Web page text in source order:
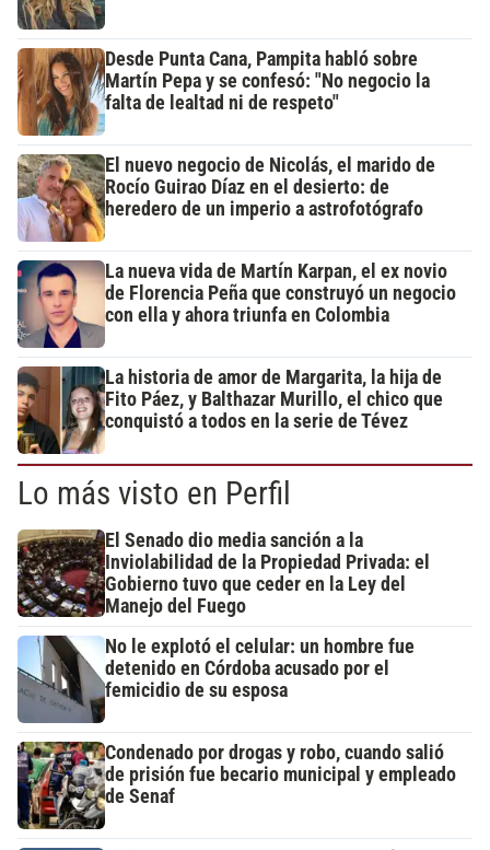
Desde Punta Cana, Pampita habló sobre
Martín Pepa y se confesó: "No negocio la
falta de lealtad ni de respeto"
El nuevo negocio de Nicolás, el marido de
Rocío Guirao Díaz en el desierto: de
heredero de un imperio a astrofotógrafo
La nueva vida de Martín Karpan, el ex novio
de Florencia Peña que construyó un negocio
con ella y ahora triunfa en Colombia
La historia de amor de Margarita, la hija de
Fito Páez, y Balthazar Murillo, el chico que
conquistó a todos en la serie de Tévez
Lo más visto en Perfil
El Senado dio media sanción a la
Inviolabilidad de la Propiedad Privada: el
Gobierno tuvo que ceder en la Ley del
Manejo del Fuego
No le explotó el celular: un hombre fue
detenido en Córdoba acusado por el
femicidio de su esposa
Condenado por drogas y robo, cuando salió
de prisión fue becario municipal y empleado
de Senaf